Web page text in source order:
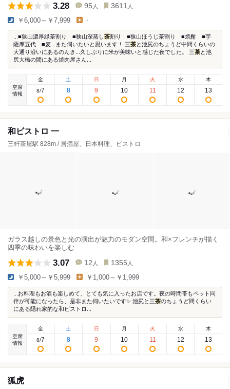
3.28 95 人 3611 人
￥6,000～￥7,999 -
...■狭山濃厚緑茶割り ■狭山深蒸し茶割り ■狭山ほうじ茶割り ■焼酎 ■芋
薩摩五代 ■麦...また伺いたいと思います！ 三茶と池尻のちょうど中間くらいの
大通り沿いにあるのんき...久しぶりに米が美味いと感じた夜でした。 三茶と池
尻大橋の間にある焼肉屋さん...
空席
情報
金
8/7
土
8
日
9
月
10
火
11
水
12
木
13
和ビストロ 一
三軒茶屋駅 828m / 居酒屋、日本料理、ビストロ
ガラス越しの景色と光の演出が魅力のモダン空間。和×フレンチが描く
四季の味わいを楽しむ
3.07 12 人 1355 人
￥5,000～￥5,999 ￥1,000～￥1,999
...お料理もお酒も楽しめて、とても気に入ったお店です。夜の時間帯もペット同
伴が可能になったら、是非また伺いたいです✨ 池尻と三茶のちょうど間くらい
にある隠れ家的な和ビストロ...
空席
情報
金
8/7
土
8
日
9
月
10
火
11
水
12
木
13
狐虎